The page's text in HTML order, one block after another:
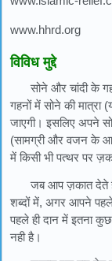
www.hhrd.org
विविध मुद्दे
सोने और चांदी के
गहनों में सोने की
जाएगी। इसलिए अपने
(सामग्री और वजन के
में किसी भी पत्थर पर
जब आप ज़कात देते
शब्दों में, अगर आपने पहले
पहले ही दान में इतना
नही है।